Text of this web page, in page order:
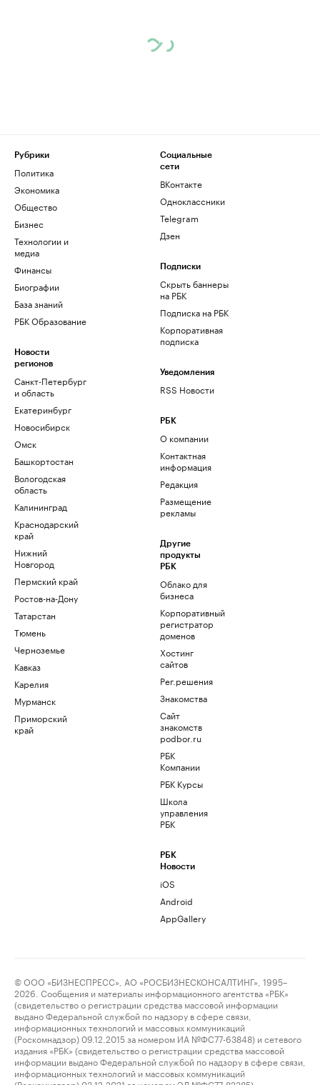
Рубрики
Политика
Экономика
Общество
Бизнес
Технологии и
медиа
Финансы
Биографии
База знаний
РБК Образование
Новости
регионов
Санкт-Петербург
и область
Екатеринбург
Новосибирск
Омск
Башкортостан
Вологодская
область
Калининград
Краснодарский
край
Нижний
Новгород
Пермский край
Ростов-на-Дону
Татарстан
Тюмень
Черноземье
Кавказ
Карелия
Мурманск
Приморский
край
Социальные
сети
ВКонтакте
Одноклассники
Telegram
Дзен
Подписки
Скрыть баннеры
на РБК
Подписка на РБК
Корпоративная
подписка
Уведомления
RSS Новости
РБК
О компании
Контактная
информация
Редакция
Размещение
рекламы
Другие
продукты
РБК
Облако для
бизнеса
Корпоративный
регистратор
доменов
Хостинг
сайтов
Рег.решения
Знакомства
Сайт
знакомств
podbor.ru
РБК
Компании
РБК Курсы
Школа
управления
РБК
РБК
Новости
iOS
Android
AppGallery
© ООО «БИЗНЕСПРЕСС», АО «РОСБИЗНЕСКОНСАЛТИНГ», 1995–
2026. Сообщения и материалы информационного агентства «РБК»
(свидетельство о регистрации средства массовой информации
выдано Федеральной службой по надзору в сфере связи,
информационных технологий и массовых коммуникаций
(Роскомнадзор) 09.12.2015 за номером ИА №ФС77-63848) и сетевого
издания «РБК» (свидетельство о регистрации средства массовой
информации выдано Федеральной службой по надзору в сфере связи,
информационных технологий и массовых коммуникаций